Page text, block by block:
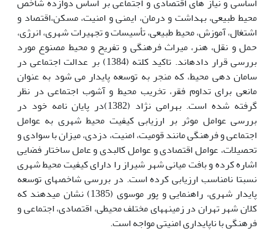
محیط طبیعی، بهداشت و درمان، ایمنی و امنیت، مسکن،اقتصاد و
اشتغال، آموزش، محیط طبیعی، تأسیسات و تجهیرات شهری، انرژی،
حمل و نقل، هنر، میراث فرهنگی و تفریح و محیط مصنوع مورد
بررسی قرار داده‏اند. تاکید کلته (1384) بر عدالت اجتماعی در
سامان دهی محیط، که منجر به توسعه پایدار می شود به عنوان
مانعی برای تداوم فقر، تخریب محیط و آشوب اجتماعی در نظر
گرفته شده است. بهرامی نژاد (1382)در پایان نامه خود در
بررسی عوامل موثر بر ارزیابی کیفیت محیط شهری به عوامل
اجتماعی و فرهنگی مانند قومیت، امنیت، دزدی، میزان با سوادی و
تحصیلات، عوامل اقتصادی و عوامل کالبدی و عامل ساختار فضایی
اشاره کرده و بافت میانی شهر شیراز را دارای کیفیت محیط شهری
نسبتا نامناسب ارزیابی کرده است. در بررسی شاخص‎های توسعه
پایدار شهری، راهنمایی و پور موسوی (1385) نشان می‎دهند که
کلان شهر تهران در زمینه‏ها‏ی مختلف محیطی، اقتصادی، اجتماعی و
فرهنگی با ناپایداری امنیتی مواجه است.